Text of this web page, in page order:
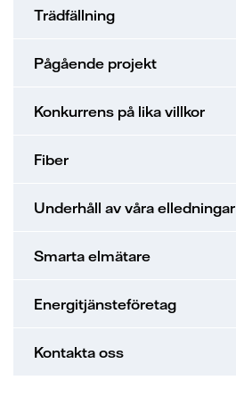
Trädfällning
Pågående projekt
Konkurrens på lika villkor
Fiber
Underhåll av våra elledningar
Smarta elmätare
Energitjänsteföretag
Kontakta oss